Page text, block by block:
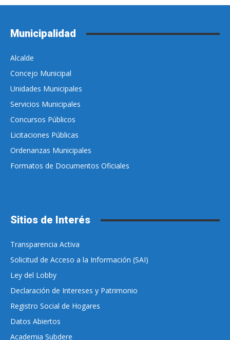
Municipalidad
Alcalde
Concejo Municipal
Unidades Municipales
Servicios Municipales
Concursos Públicos
Licitaciones Públicas
Ordenanzas Municipales
Formatos de Documentos Oficiales
Sitios de Interés
Transparencia Activa
Solicitud de Acceso a la Información (SAI)
Ley del Lobby
Declaración de Intereses y Patrimonio
Registro Social de Hogares
Datos Abiertos
Academia Subdere